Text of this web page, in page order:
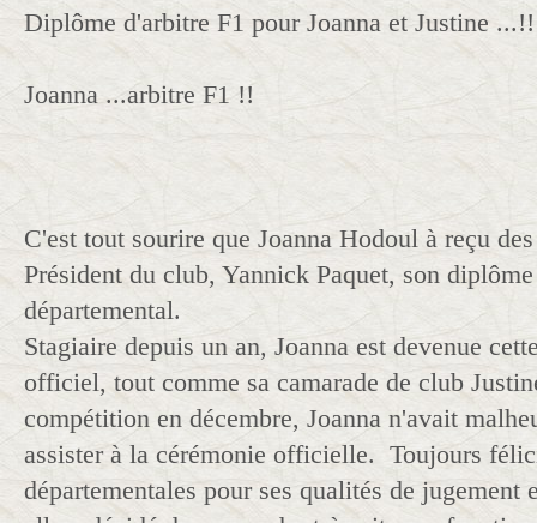
Diplôme d'arbitre F1 pour Joanna et Justine ...!!
Joanna ...arbitre F1 !!
C'est tout sourire que Joanna Hodoul à reçu
Président du club, Yannick Paquet, son
départemental.
Stagiaire depuis un an, Joanna est devenue
officiel, tout comme sa camarade de club
compétition en décembre, Joanna n'avait
assister à la cérémonie officielle. Toujours
départementales pour ses qualités de jugement